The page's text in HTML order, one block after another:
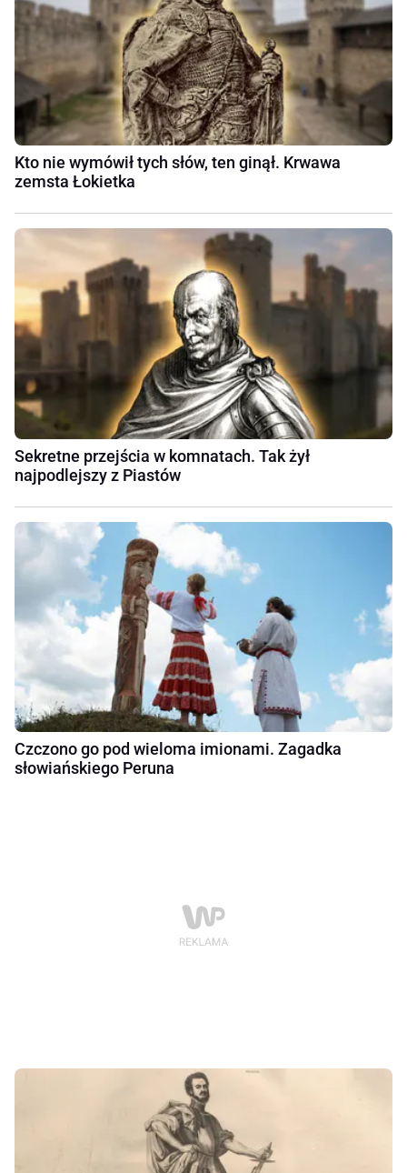
Kto nie wymówił tych słów, ten ginął. Krwawa
zemsta Łokietka
Sekretne przejścia w komnatach. Tak żył
najpodlejszy z Piastów
Czczono go pod wieloma imionami. Zagadka
słowiańskiego Peruna